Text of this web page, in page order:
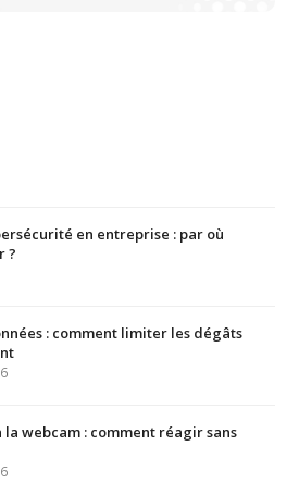
en entreprise : par où
?
: comment limiter les dégâts
la webcam : comment réagir sans